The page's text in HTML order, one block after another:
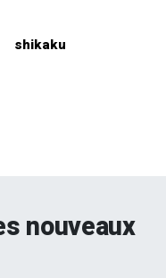
shikaku
nouveaux